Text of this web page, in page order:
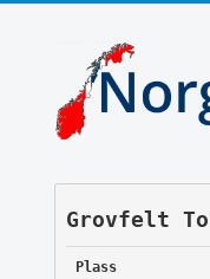
Grovfelt
Plass